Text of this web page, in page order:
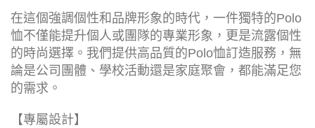
在這個強調個性和品牌形象的時代，一件獨特的Polo
恤不僅能提升個人或團隊的專業形象，更是流露個性
的時尚選擇。我們提供高品質的Polo恤訂造服務，無
論是公司團體、學校活動還是家庭聚會，都能滿足您
的需求。
【專屬設計】